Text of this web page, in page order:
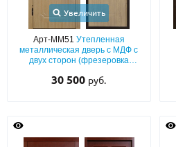
Увеличить
Арт-ММ51 Утепленная
металлическая дверь с МДФ с
двух сторон (фрезеровка
30 500 руб.